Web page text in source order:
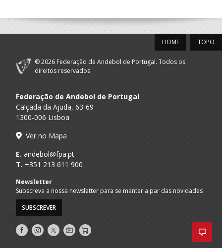
TOPO
HOME
© 2026 Federação de Andebol de Portugal. Todos os
direitos reservados.
Federação de Andebol de Portugal
Calçada da Ajuda, 63-69
1300-006 Lisboa
Ver no Mapa
E. andebol@fpa.pt
T. +351 213 611 900
Newsletter
Subscreva a nossa newsletter para se manter a par das novidades
SUBSCREVER
Siga-
nos
Siga-
nos
Siga-
nos
AndebolTV
Loja